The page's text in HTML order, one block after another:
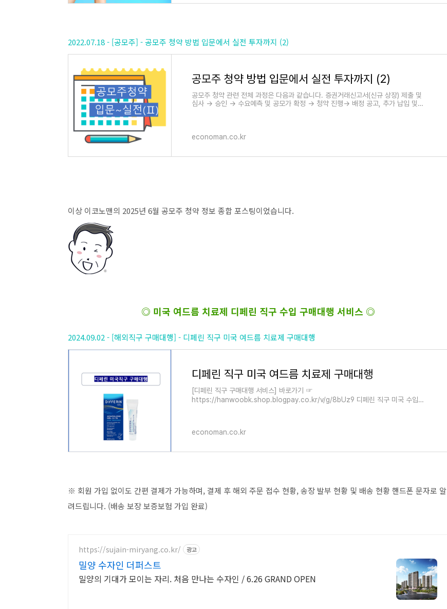
2022.07.18 - [공모주] - 공모주 청약 방법 입문에서 실전 투자까지 (2)
공모주 청약 방법 입문에서 실전 투자까지 (2)
공모주 청약 관련 전체 과정은 다음과 같습니다. 증권거래신고서(신규 상장) 제출 및
심사 → 승인 → 수요예측 및 공모가 확정 → 청약 진행→ 배정 공고, 추가 납입 및
economan.co.kr
이상 이코노맨의 2025년 6월 공모주 청약 정보 종합 포스팅이었습니다.
◎ 미국 여드름 치료제 디페린 직구 수입 구매대행 서비스 ◎
2024.09.02 - [해외직구 구매대행] - 디페린 직구 미국 여드름 치료제 구매대행
디페린 직구 미국 여드름 치료제 구매대행
[디페린 직구 구매대행 서비스] 바로가기 ☞
https://hanwoobk.shop.blogpay.co.kr/v/g/8bUz9 디페린 직구 미국 수입
economan.co.kr
※ 회원 가입 없이도 간편 결제가 가능하며, 결제 후 해외 주문 접수 현황, 송장 발부 현황 및 배송 현황 핸드폰 문자로 알
려드립니다. (배송 보장 보증보험 가입 완료)
https://sujain-miryang.co.kr/ 광고
밀양 수자인 더퍼스트
밀양의 기대가 모이는 자리. 처음 만나는 수자인 / 6.26 GRAND OPEN